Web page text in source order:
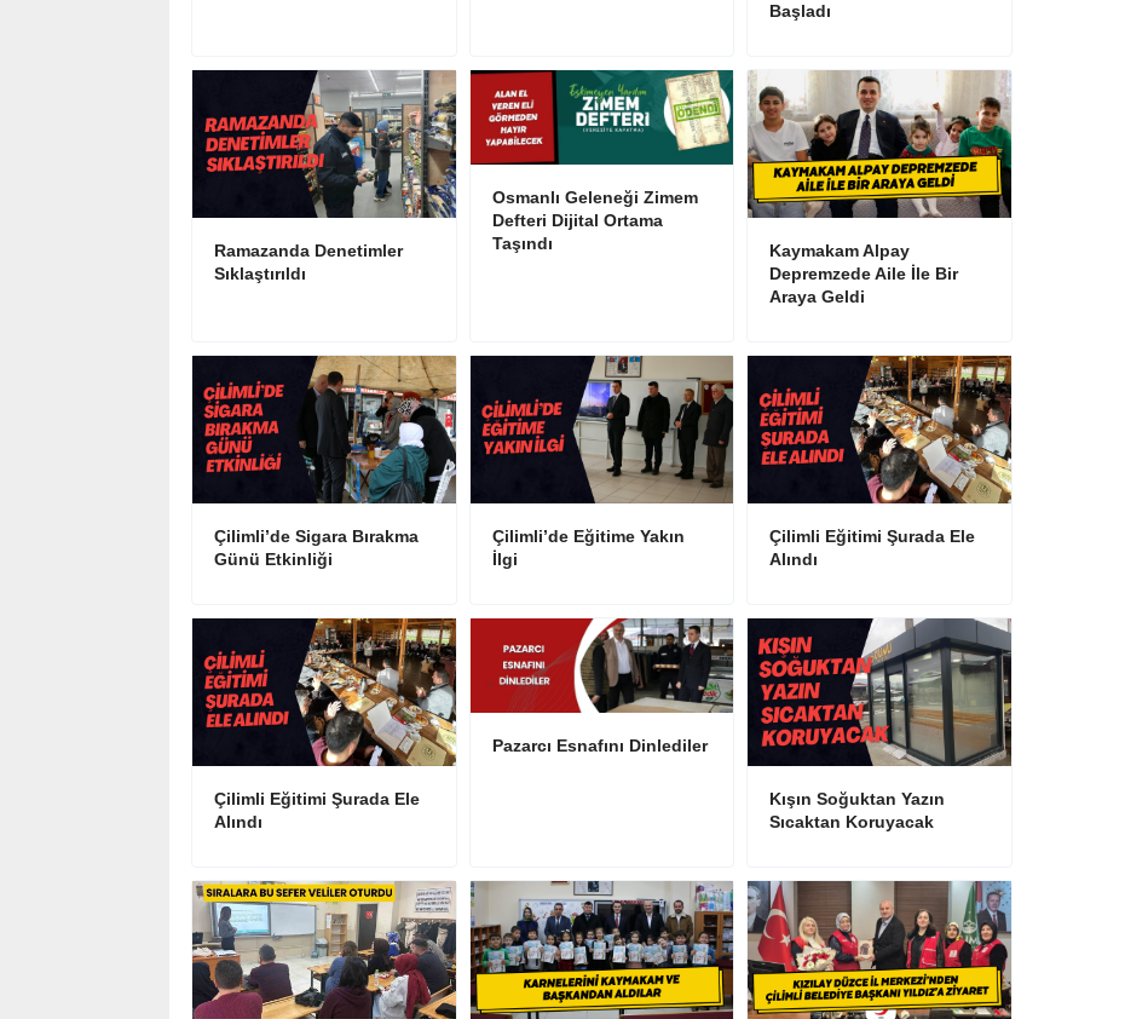
Başladı
Ramazanda Denetimler
Sıklaştırıldı
Osmanlı Geleneği Zimem
Defteri Dijital Ortama
Taşındı
Kaymakam Alpay
Depremzede Aile İle Bir
Araya Geldi
Çilimli’de Sigara Bırakma
Günü Etkinliği
Çilimli’de Eğitime Yakın
İlgi
Çilimli Eğitimi Şurada Ele
Alındı
Çilimli Eğitimi Şurada Ele
Alındı
Pazarcı Esnafını Dinlediler
Kışın Soğuktan Yazın
Sıcaktan Koruyacak